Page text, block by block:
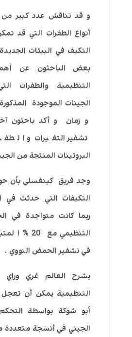
و قد تناقش عدد كبير من
أنواع الطفرات التي قد
التكيف في البيئات
بعض الباحثون عن
التنظيمية والطفرات
الجينات الموجودة
و زمان و أكد باحثون
تشفير التغيرات و
البروتينات المنتجة من
التكيفات التي حدثت في
ربما كانت متواجدة في
التنظيمي مع
في تشفير الحمض النووي .
يشرح العالم غري وراي
التنظيمية يمكن أن
أبو شوكة بواسطة
الجيني في أنسجة متعددة